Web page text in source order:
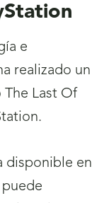
e
realizado un
Last Of
disponible en